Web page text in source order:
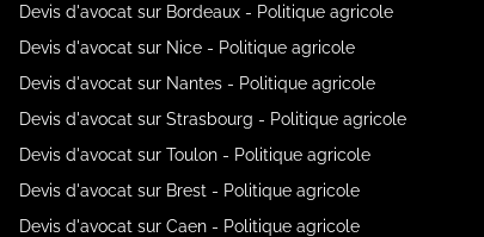
Devis d'avocat sur Bordeaux - Politique agricole
Devis d'avocat sur Nice - Politique agricole
Devis d'avocat sur Nantes - Politique agricole
Devis d'avocat sur Strasbourg - Politique agricole
Devis d'avocat sur Toulon - Politique agricole
Devis d'avocat sur Brest - Politique agricole
Devis d'avocat sur Caen - Politique agricole